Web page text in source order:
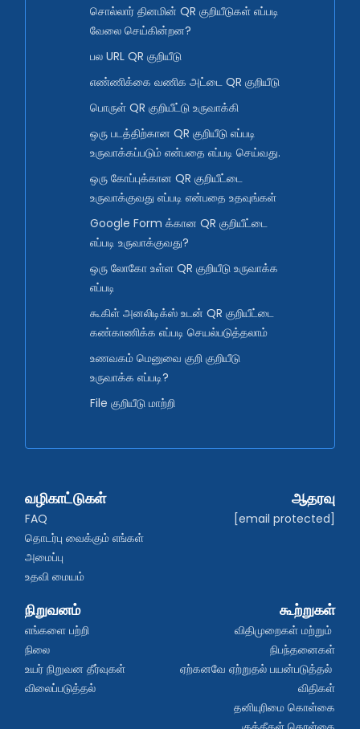
சொல்லார் தினமின் QR குறியீடுகள் எப்படி
வேலை செய்கின்றன?
பல URL QR குறியீடு
எண்ணிக்கை வணிக அட்டை QR குறியீடு
பொருள் QR குறியீட்டு உருவாக்கி
ஒரு படத்திற்கான QR குறியீடு எப்படி
உருவாக்கப்படும் என்பதை எப்படி செய்வது.
ஒரு கோப்புக்கான QR குறியீட்டை
உருவாக்குவது எப்படி என்பதை உதவுங்கள்
Google Form க்கான QR குறியீட்டை
எப்படி உருவாக்குவது?
ஒரு லோகோ உள்ள QR குறியீடு உருவாக்க
எப்படி
கூகிள் அனலிடிக்ஸ் உடன் QR குறியீட்டை
கண்காணிக்க எப்படி செயல்படுத்தலாம்
உணவகம் மெனுவை குறி குறியீடு
உருவாக்க எப்படி?
File குறியீடு மாற்றி
வழிகாட்டுகள்
FAQ
தொடர்பு வைக்கும் எங்கள்
அமைப்பு
உதவி மையம்
ஆதரவு
[email protected]
நிறுவனம்
எங்களை பற்றி
நிலை
உயர் நிறுவன தீர்வுகள்
விலைப்படுத்தல்
கூற்றுகள்
விதிமுறைகள் மற்றும்
நிபந்தனைகள்
ஏற்கனவே ஏற்றுதல் பயன்படுத்தல்
விதிகள்
தனியுரிமை கொள்கை